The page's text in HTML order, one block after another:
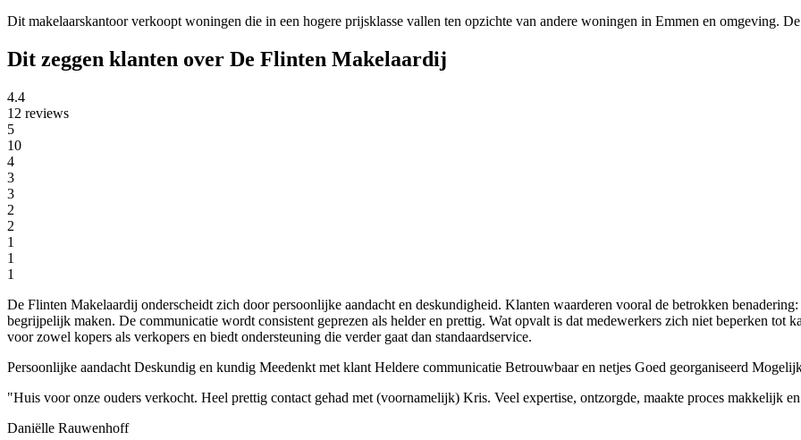
Dit makelaarskantoor verkoopt woningen die in een hogere prijsklasse vallen ten opzichte van andere woningen in Emmen en omgeving.
Dit zeggen klanten over De Flinten Makelaardij
4.4
12 reviews
5
10
4
3
3
2
2
1
1
1
De Flinten Makelaardij onderscheidt zich door persoonlijke aandacht en deskundigheid. Klanten waarderen vooral de betrokken
begrijpelijk maken. De communicatie wordt consistent geprezen als helder en prettig. Wat opvalt is dat medewerkers zich niet beperken
voor zowel kopers als verkopers en biedt ondersteuning die verder gaat dan standaardservice.
Persoonlijke aandacht Deskundig en kundig Meedenkt met klant Heldere communicatie Betrouwbaar en netjes Goed georganiseerd
"Huis voor onze ouders verkocht. Heel prettig contact gehad met (voornamelijk) Kris. Veel expertise, ontzorgde, maakte proces makkelijk
Daniëlle Rauwenhoff